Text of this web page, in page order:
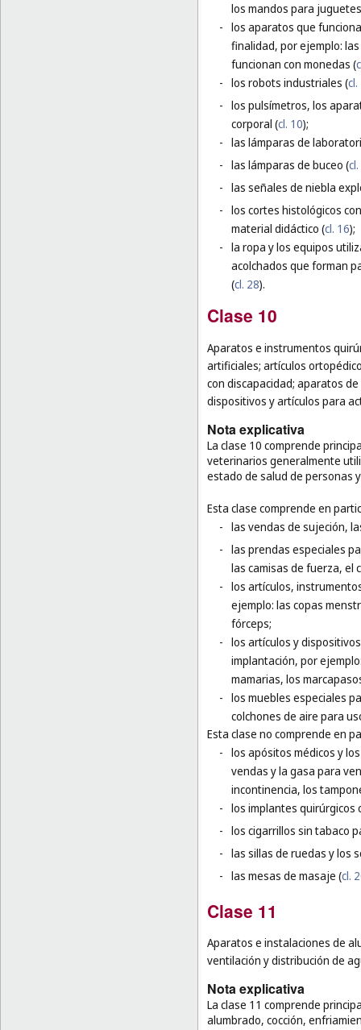
los mandos para
- los aparatos que
finalidad, por ejemplo:
funcionan con monedas (
- los robots industriales (cl.
- los pulsímetros, los
corporal (cl. 10);
- las lámparas de
- las lámparas de buceo (
- las señales de niebla
- los cortes histológicos
material didáctico (cl. 16);
- la ropa y los equipos
acolchados que forman
(cl. 28).
Clase 10
Aparatos e instrumentos
artificiales; artículos
con discapacidad; aparatos
dispositivos y artículos para
Nota explicativa
La clase 10 comprende
veterinarios generalmente
estado de salud de personas
Esta clase comprende en
- las vendas de sujeción,
- las prendas especiales
las camisas de fuerza, el
- los artículos,
ejemplo: las copas
fórceps;
- los artículos y
implantación, por
mamarias, los
- los muebles especiales
colchones de aire para
Esta clase no comprende en
- los apósitos médicos y
vendas y la gasa para
incontinencia, los
- los implantes quirúrgicos
- los cigarrillos sin tabaco
- las sillas de ruedas y los
- las mesas de masaje (cl.
Clase 11
Aparatos e instalaciones de
ventilación y distribución de
Nota explicativa
La clase 11 comprende
alumbrado, cocción,